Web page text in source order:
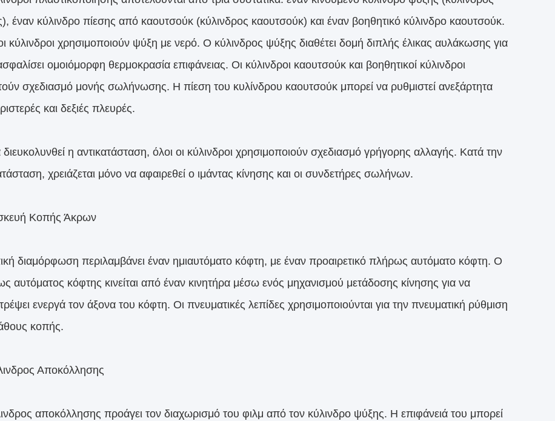
έναν κύλινδρο πίεσης από καουτσούκ (κύλινδρος καουτσούκ) και έναν βοηθητικό κύλινδρο καουτσούκ.
κύλινδροι χρησιμοποιούν ψύξη με νερό. Ο κύλινδρος ψύξης διαθέτει δομή διπλής έλικας αυλάκωσης για
ομοιόμορφη θερμοκρασία επιφάνειας. Οι κύλινδροι καουτσούκ και βοηθητικοί κύλινδροι
σχεδιασμό μονής σωλήνωσης. Η πίεση του κυλίνδρου καουτσούκ μπορεί να ρυθμιστεί ανεξάρτητα
και δεξιές πλευρές.
διευκολυνθεί η αντικατάσταση, όλοι οι κύλινδροι χρησιμοποιούν σχεδιασμό γρήγορης αλλαγής. Κατά την
χρειάζεται μόνο να αφαιρεθεί ο ιμάντας κίνησης και οι συνδετήρες σωλήνων.
Κοπής Άκρων
διαμόρφωση περιλαμβάνει έναν ημιαυτόματο κόφτη, με έναν προαιρετικό πλήρως αυτόματο κόφτη. Ο
αυτόματος κόφτης κινείται από έναν κινητήρα μέσω ενός μηχανισμού μετάδοσης κίνησης για να
ενεργά τον άξονα του κόφτη. Οι πνευματικές λεπίδες χρησιμοποιούνται για την πνευματική ρύθμιση
κοπής.
Αποκόλλησης
αποκόλλησης προάγει τον διαχωρισμό του φιλμ από τον κύλινδρο ψύξης. Η επιφάνειά του μπορεί